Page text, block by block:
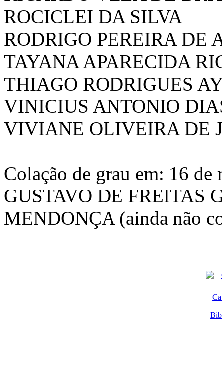
ROCICLEI DA SILVA
RODRIGO PEREIRA DE
TAYANA APARECIDA
THIAGO RODRIGUES
VINICIUS ANTONIO
VIVIANE OLIVEIRA DE
Colação de grau em: 16 de
GUSTAVO DE FREITAS
MENDONÇA (ainda não